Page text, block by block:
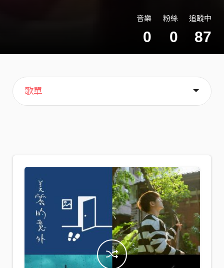
音樂
0
粉絲
0
追蹤中
87
主頁
歌單
喜歡
關於